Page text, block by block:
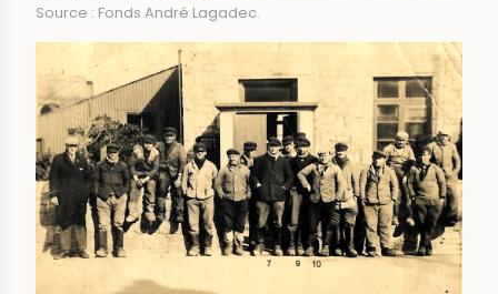
Source : Fonds André Lagadec.